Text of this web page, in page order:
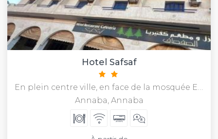
Hotel Safsaf
En plein centre ville, en face de la mosquée El B
Annaba, Annaba